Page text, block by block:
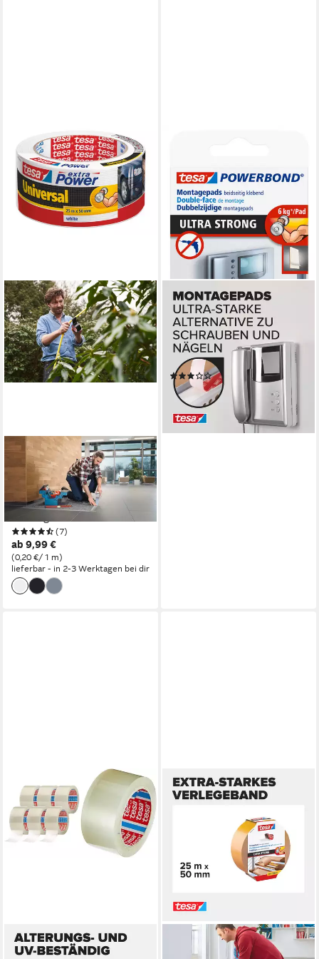
TESA
Klebeband (1-St)
Gewebeband ideal zum
Reparieren, Abdichten &
Befestigen - weiß
(7)
ab 9,99 €
(0,20 €/ 1 m)
lieferbar - in 2-3 Werktagen bei dir
TESA
Doppelklebeband
POWERBOND Ultra Strong
Klebepads (Packung, 9-St)
max. 6 kg - 9er Pack
(8)
10,49 €
(1,17 €/ 1 Stk)
lieferbar - in 2-3 Werktagen bei dir